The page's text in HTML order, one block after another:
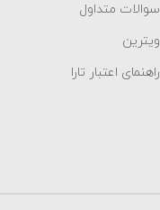
گردنبند
سوالات متداول
ویترین
راهنمای اعتبار تارا